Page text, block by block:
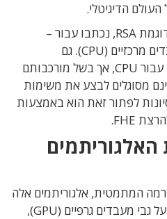
הדיגיטלי.
ההצפנות של מידע ברשת, כדוגמת RSA, נכתבו עבור –
ומתבצעות באמצעות – מעבדים מרכזיים (CPU). גם
האלגוריתמים של FHE נכתבו עבור CPU, אך בשל מורכבותם
מסוגלים לבצע את משימות
לפתור זאת הוא באמצעות
המתמטית, אלגוריתמים אלה
דווקא מתאימים יותר לביצוע על גבי מעבדים גרפיים (GPU),